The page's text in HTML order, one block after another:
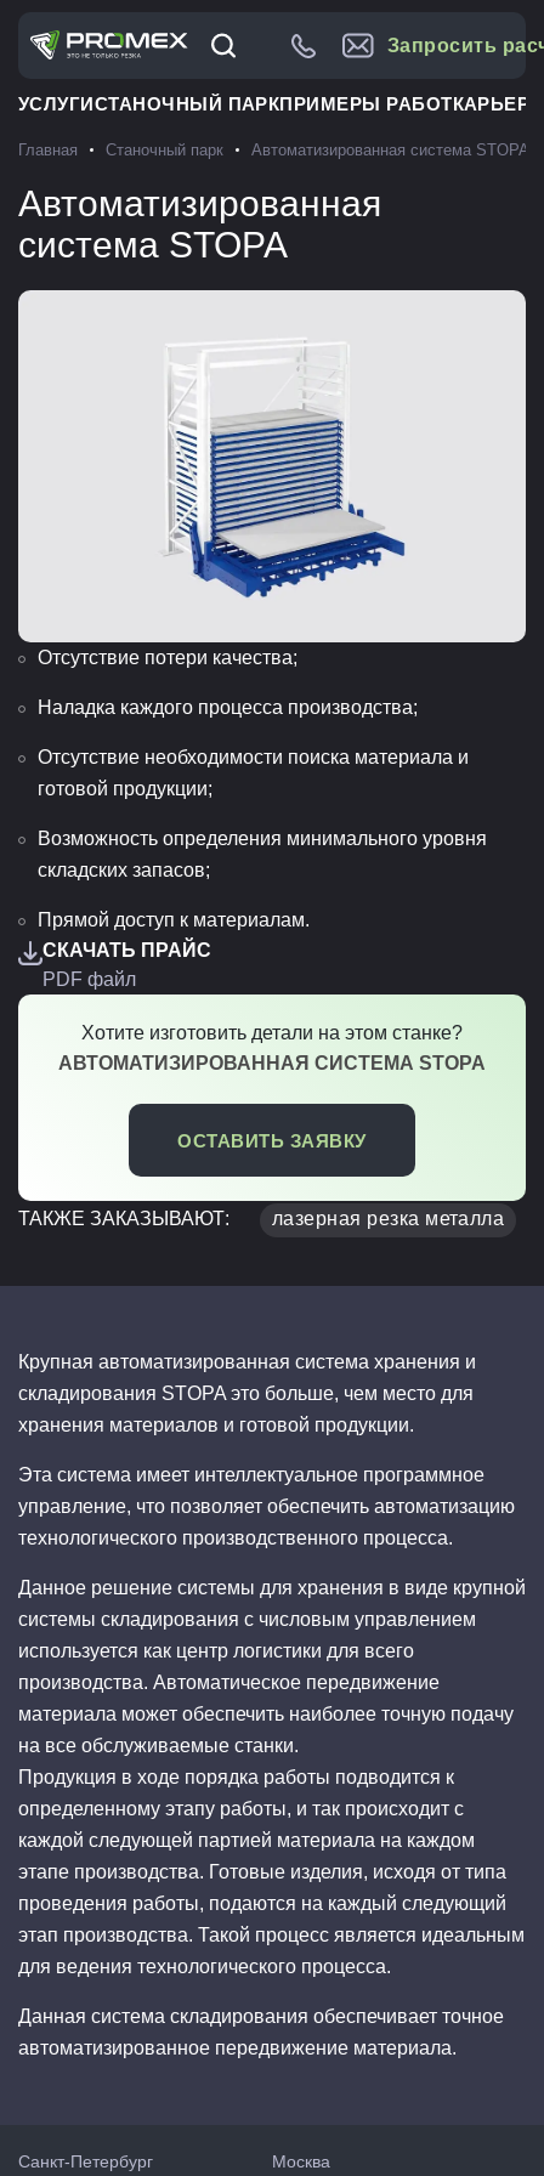
Запросить
УСЛУГИСТАНОЧНЫЙ ПАРКПРИМЕРЫ РАБОТКАРЬЕРА
Главная Станочный парк Автоматизированная система STOPA
Автоматизированная
система STOPA
Отсутствие потери качества;
Наладка каждого процесса производства;
Отсутствие необходимости поиска материала и
готовой продукции;
Возможность определения минимального уровня
складских запасов;
Прямой доступ к материалам.
СКАЧАТЬ ПРАЙС
PDF файл
Хотите изготовить детали на этом станке?
АВТОМАТИЗИРОВАННАЯ СИСТЕМА STOPA
ОСТАВИТЬ ЗАЯВКУ
ТАКЖЕ ЗАКАЗЫВАЮТ: лазерная резка металла
Крупная автоматизированная система хранения и
складирования STOPA это больше, чем место для
хранения материалов и готовой продукции.
Эта система имеет интеллектуальное программное
управление, что позволяет обеспечить автоматизацию
технологического производственного процесса.
Данное решение системы для хранения в виде крупной
системы складирования с числовым управлением
используется как центр логистики для всего
производства. Автоматическое передвижение
материала может обеспечить наиболее точную подачу
на все обслуживаемые станки.
Продукция в ходе порядка работы подводится к
определенному этапу работы, и так происходит с
каждой следующей партией материала на каждом
этапе производства. Готовые изделия, исходя от типа
проведения работы, подаются на каждый следующий
этап производства. Такой процесс является идеальным
для ведения технологического процесса.
Данная система складирования обеспечивает точное
автоматизированное передвижение материала.
Санкт-Петербург Москва